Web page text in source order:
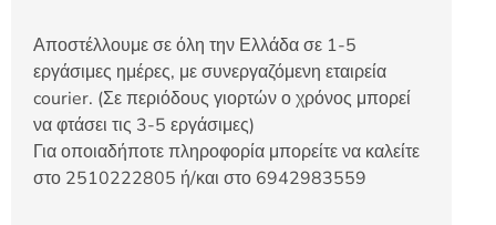
Αποστέλλουμε σε όλη την Ελλάδα σε 1-5
εργάσιμες ημέρες, με συνεργαζόμενη εταιρεία
courier. (Σε περιόδους γιορτών ο χρόνος μπορεί
να φτάσει τις 3-5 εργάσιμες)
Για οποιαδήποτε πληροφορία μπορείτε να καλείτε
στο 2510222805 ή/και στο 6942983559